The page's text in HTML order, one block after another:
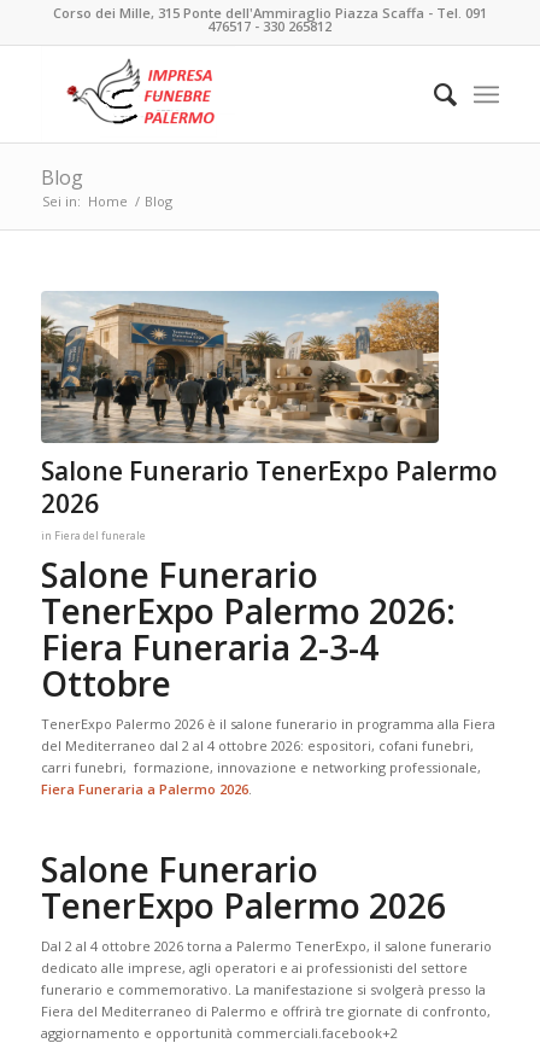
Corso dei Mille, 315 Ponte dell'Ammiraglio Piazza Scaffa - Tel. 091
476517 - 330 265812
Blog
Sei in: Home / Blog
Salone Funerario TenerExpo Palermo
2026
in Fiera del funerale
Salone Funerario
TenerExpo Palermo 2026:
Fiera Funeraria 2-3-4
Ottobre
TenerExpo Palermo 2026 è il salone funerario in programma alla Fiera
del Mediterraneo dal 2 al 4 ottobre 2026: espositori, cofani funebri,
carri funebri, formazione, innovazione e networking professionale,
Fiera Funeraria a Palermo 2026.
Salone Funerario
TenerExpo Palermo 2026
Dal 2 al 4 ottobre 2026 torna a Palermo TenerExpo, il salone funerario
dedicato alle imprese, agli operatori e ai professionisti del settore
funerario e commemorativo. La manifestazione si svolgerà presso la
Fiera del Mediterraneo di Palermo e offrirà tre giornate di confronto,
aggiornamento e opportunità commerciali. facebook+2